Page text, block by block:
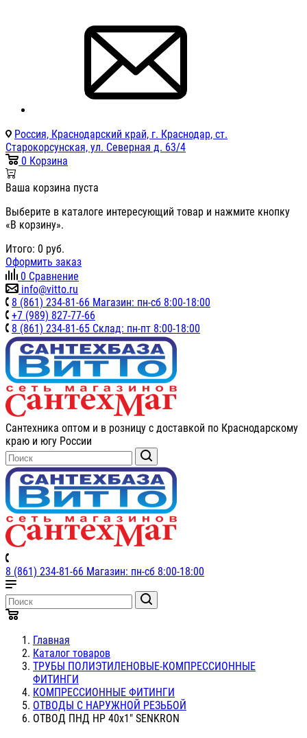
Россия, Краснодарский край, г. Краснодар, ст.
Старокорсунская, ул. Северная д. 63/4
0 Корзина
Ваша корзина пуста
Выберите в каталоге интересующий товар и нажмите кнопку
«В корзину».
Итого: 0 руб.
Оформить заказ
0 Сравнение
info@vitto.ru
8 (861) 234-81-66 Магазин: пн-сб 8:00-18:00
+7 (989) 827-77-66
8 (861) 234-81-65 Склад: пн-пт 8:00-18:00
Сантехника оптом и в розницу с доставкой по Краснодарскому
краю и югу России
8 (861) 234-81-66 Магазин: пн-сб 8:00-18:00
Главная
Каталог товаров
ТРУБЫ ПОЛИЭТИЛЕНОВЫЕ-КОМПРЕССИОННЫЕ
ФИТИНГИ
КОМПРЕССИОННЫЕ ФИТИНГИ
ОТВОДЫ С НАРУЖНОЙ РЕЗЬБОЙ
ОТВОД ПНД НР 40х1" SENKRON